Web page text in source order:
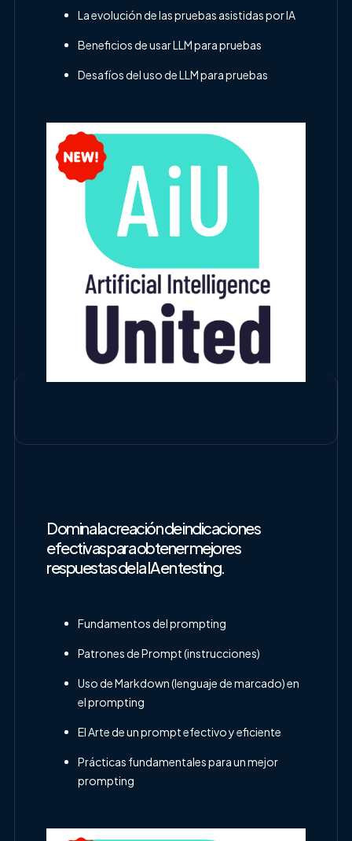
La evolución de las pruebas asistidas por IA
Beneficios de usar LLM para pruebas
Desafíos del uso de LLM para pruebas
Domina la creación de indicaciones
efectivas para obtener mejores
respuestas de la IA en testing.
Fundamentos del prompting
Patrones de Prompt (instrucciones)
Uso de Markdown (lenguaje de marcado) en
el prompting
El Arte de un prompt efectivo y eficiente
Prácticas fundamentales para un mejor
prompting